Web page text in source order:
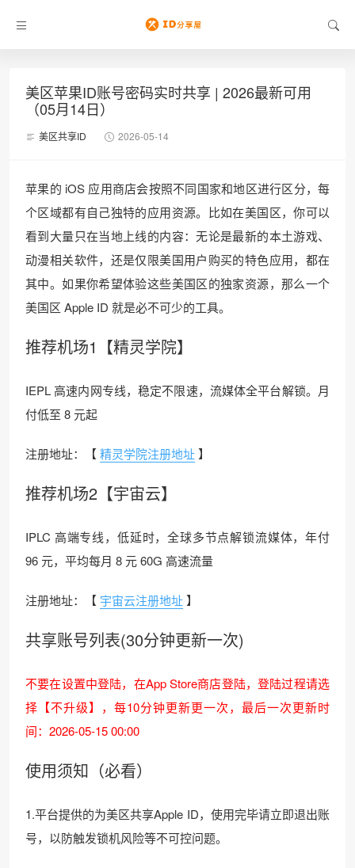
美区苹果ID账号密码实时共享 | 2026最新可用
（05月14日）
美区共享ID 2026-05-14
苹果的 iOS 应用商店会按照不同国家和地区进行区分，每
个区域都有自己独特的应用资源。比如在美国区，你可以
看到大量只在当地上线的内容：无论是最新的本土游戏、
动漫相关软件，还是仅限美国用户购买的特色应用，都在
其中。如果你希望体验这些美国区的独家资源，那么一个
美国区 Apple ID 就是必不可少的工具。
推荐机场1【精灵学院】
IEPL 高速内网专线，稳定不限速，流媒体全平台解锁。月
付低至 8 元起
注册地址：【精灵学院注册地址】
推荐机场2【宇宙云】
IPLC 高端专线，低延时，全球多节点解锁流媒体，年付
96 元，平均每月 8 元 60G 高速流量
注册地址：【 宇宙云注册地址】
共享账号列表(30分钟更新一次)
不要在设置中登陆，在App Store商店登陆，登陆过程请选
择【不升级】，每10分钟更新更一次，最后一次更新时
间：2026-05-15 00:00
使用须知（必看）
1.平台提供的为美区共享Apple ID，使用完毕请立即退出账
号，以防触发锁机风险等不可控问题。